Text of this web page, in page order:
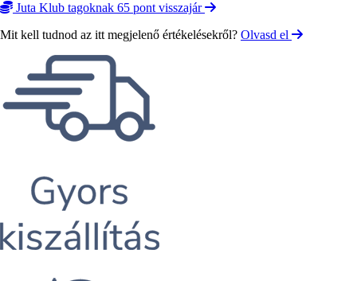
Juta Klub tagoknak 65 pont visszajár
Mit kell tudnod az itt megjelenő értékelésekről? Olvasd el